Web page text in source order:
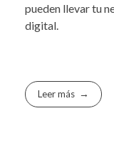
pueden llevar tu
digital.
Leer más